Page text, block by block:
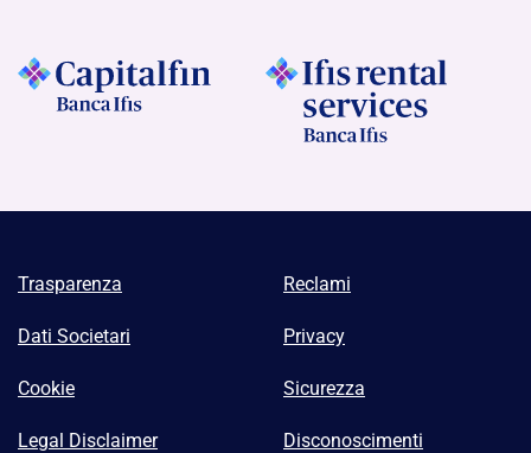
Trasparenza Reclami
Dati Societari Privacy
Cookie Sicurezza
Legal Disclaimer Disconoscimenti